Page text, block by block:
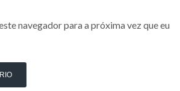
navegador para a próxima vez que eu